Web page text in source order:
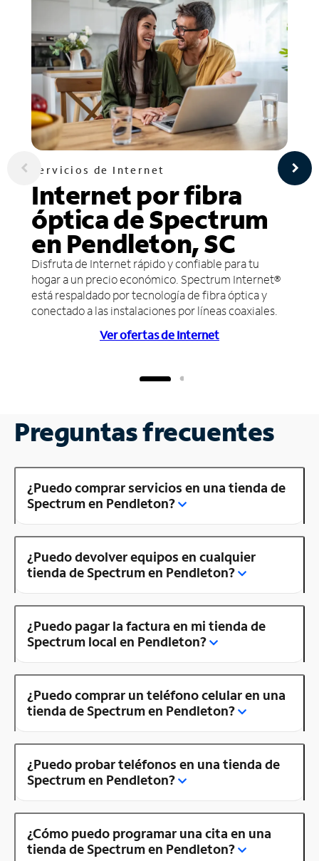
Servicios de Internet
Internet por fibra
óptica de Spectrum
en Pendleton, SC
Disfruta de Internet rápido y confiable para tu
hogar a un precio económico. Spectrum Internet®
está respaldado por tecnología de fibra óptica y
conectado a las instalaciones por líneas coaxiales.
Ver ofertas de Internet
Preguntas frecuentes
¿Puedo comprar servicios en una tienda de
Spectrum en Pendleton?
¿Puedo devolver equipos en cualquier
tienda de Spectrum en Pendleton?
¿Puedo pagar la factura en mi tienda de
Spectrum local en Pendleton?
¿Puedo comprar un teléfono celular en una
tienda de Spectrum en Pendleton?
¿Puedo probar teléfonos en una tienda de
Spectrum en Pendleton?
¿Cómo puedo programar una cita en una
tienda de Spectrum en Pendleton?